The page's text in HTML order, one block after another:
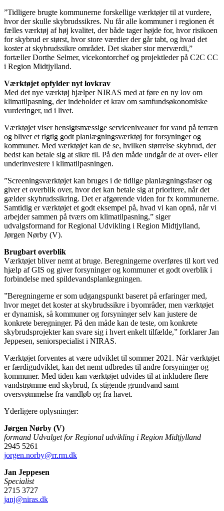
”Tidligere brugte kommunerne forskellige værktøjer til at vurdere,
hvor der skulle skybrudssikres. Nu får alle kommuner i regionen ét
fælles værktøj af høj kvalitet, der både tager højde for, hvor risikoen
for skybrud er størst, hvor store værdier der går tabt, og hvad det
koster at skybrudssikre området. Det skaber stor merværdi,”
fortæller Dorthe Selmer, vicekontorchef og projektleder på C2C CC
i Region Midtjylland.
Værktøjet opfylder nyt lovkrav
Med det nye værktøj hjælper NIRAS med at føre en ny lov om
klimatilpasning, der indeholder et krav om samfundsøkonomiske
vurderinger, ud i livet.
Værktøjet viser hensigtsmæssige serviceniveauer for vand på terræn
og bliver et rigtig godt planlægningsværktøj for forsyninger og
kommuner. Med værktøjet kan de se, hvilken størrelse skybrud, der
bedst kan betale sig at sikre til. På den måde undgår de at over- eller
underinvestere i klimatilpasningen.
”Screeningsværktøjet kan bruges i de tidlige planlægningsfaser og
giver et overblik over, hvor det kan betale sig at prioritere, når det
gælder skybrudssikring. Det er afgørende viden for fx kommunerne.
Samtidig er værktøjet et godt eksempel på, hvad vi kan opnå, når vi
arbejder sammen på tværs om klimatilpasning,” siger
udvalgsformand for Regional Udvikling i Region Midtjylland,
Jørgen Nørby (V).
Brugbart overblik
Værktøjet bliver nemt at bruge. Beregningerne overføres til kort ved
hjælp af GIS og giver forsyninger og kommuner et godt overblik i
forbindelse med spildevandsplanlægningen.
”Beregningerne er som udgangspunkt baseret på erfaringer med,
hvor meget det koster at skybrudssikre i byområder, men værktøjet
er dynamisk, så kommuner og forsyninger selv kan justere de
konkrete beregninger. På den måde kan de teste, om konkrete
skybrudsprojekter kan svare sig i hvert enkelt tilfælde,” forklarer Jan
Jeppesen, seniorspecialist i NIRAS.
Værktøjet forventes at være udviklet til sommer 2021. Når værktøjet
er færdigudviklet, kan det nemt udbredes til andre forsyninger og
kommuner. Med tiden kan værktøjet udvides til at inkludere flere
vandstrømme end skybrud, fx stigende grundvand samt
oversvømmelse fra vandløb og fra havet.
Yderligere oplysninger:
Jørgen Nørby (V)
formand Udvalget for Regional udvikling i Region Midtjylland
2945 5261
jorgen.norby@rr.rm.dk
Jan Jeppesen
Specialist
2715 3727
janj@niras.dk